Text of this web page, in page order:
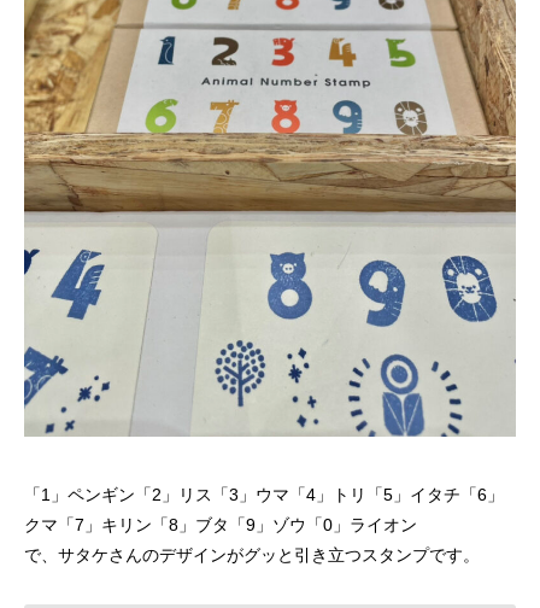
「1」ペンギン「2」リス「3」ウマ「4」トリ「5」イタチ「6」
クマ「7」キリン「8」ブタ「9」ゾウ「0」ライオン
で、サタケさんのデザインがグッと引き立つスタンプです。